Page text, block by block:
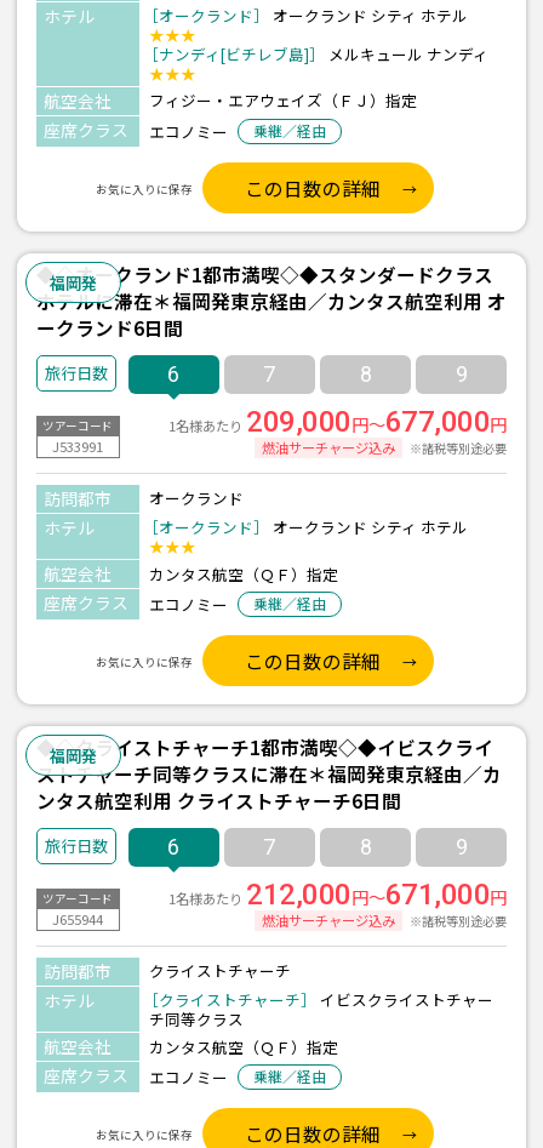
ホテル ［オークランド］
オークランド シティ ホテル
★★★
［ナンディ[ビチレブ島]］
メルキュール ナンディ
★★★
航空会社 フィジー・エアウェイズ（ＦＪ）指定
座席クラス エコノミー 乗継／経由
お気に入りに保存 この日数の詳細
福岡発
◆◇オークランド1都市満喫◇◆スタンダードクラス
ホテルに滞在＊福岡発東京経由／カンタス航空利用 オ
ークランド6日間
6 7 8 9
ツアーコード
J533991
1名様あたり 209,000円～677,000円
燃油サーチャージ込み ※諸税等別途必要
訪問都市 オークランド
ホテル ［オークランド］
オークランド シティ ホテル
★★★
航空会社 カンタス航空（ＱＦ）指定
座席クラス エコノミー 乗継／経由
お気に入りに保存 この日数の詳細
福岡発
◆◇クライストチャーチ1都市満喫◇◆イビスクライ
ストチャーチ同等クラスに滞在＊福岡発東京経由／カ
ンタス航空利用 クライストチャーチ6日間
6 7 8 9
ツアーコード
J655944
1名様あたり 212,000円～671,000円
燃油サーチャージ込み ※諸税等別途必要
訪問都市 クライストチャーチ
ホテル ［クライストチャーチ］
イビスクライストチャー
チ同等クラス
航空会社 カンタス航空（ＱＦ）指定
座席クラス エコノミー 乗継／経由
お気に入りに保存 この日数の詳細